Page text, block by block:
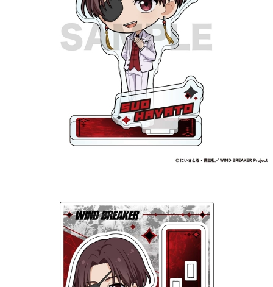
黑貓宅配-貨到付款